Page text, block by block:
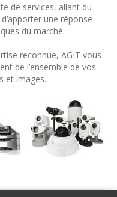
de services, allant du
une réponse
du marché.
reconnue, AGIT vous
de l’ensemble de vos
et images.